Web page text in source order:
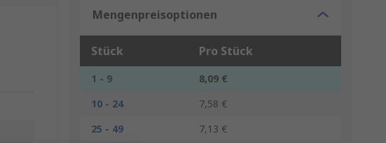
Mengenpreisoptionen
Stück Pro Stück
1 - 9
8,09 €
10 - 24
7,58 €
25 - 49
7,13 €